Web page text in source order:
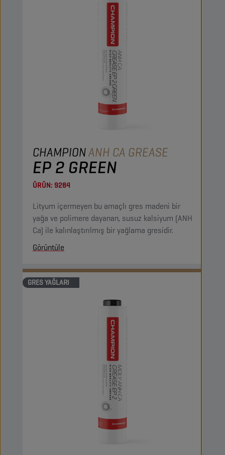
CHAMPIONANH CA GREASE
EP 2 GREEN
ÜRÜN: 9284
Lityum içermeyen bu amaçlı gres madeni bir
yağa ve polimere dayanan, susuz kalsiyum (ANH
Ca) ile kalınlaştırılmış bir yağlama gresidir.
Görüntüle
GRES YAĞLARI